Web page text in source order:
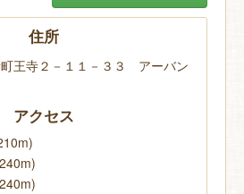
住所
王寺２－１１－３３ アーバン
アクセス